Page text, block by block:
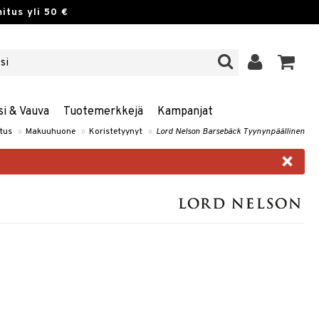
yli 50 €
& Vauva Tuotemerkkejä Kampanjat
» Makuuhuone » Koristetyynyt » Lord Nelson Barsebäck Tyynynpäällinen
×